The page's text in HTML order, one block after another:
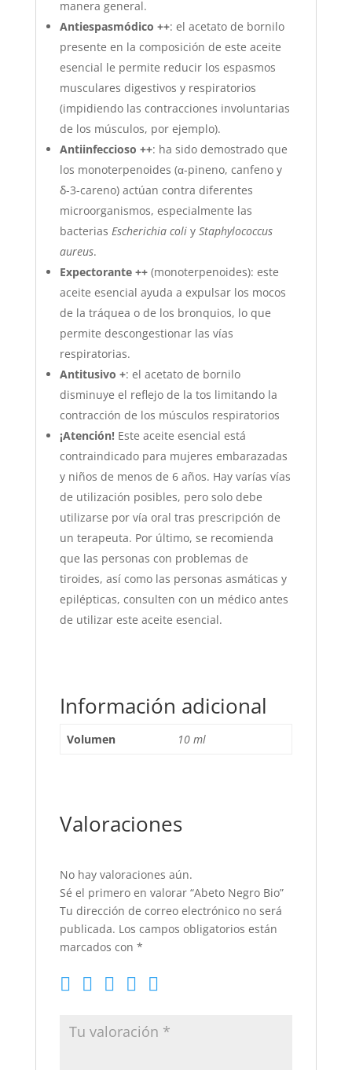
manera general.
Antiespasmódico ++: el acetato de bornilo
presente en la composición de este aceite
esencial le permite reducir los espasmos
musculares digestivos y respiratorios
(impidiendo las contracciones involuntarias
de los músculos, por ejemplo).
Antiinfeccioso ++: ha sido demostrado que
los monoterpenoides (α-pineno, canfeno y
ẟ-3-careno) actúan contra diferentes
microorganismos, especialmente las
bacterias Escherichia coliy Staphylococcus
aureus.
Expectorante ++ (monoterpenoides): este
aceite esencial ayuda a expulsar los mocos
de la tráquea o de los bronquios, lo que
permite descongestionar las vías
respiratorias.
Antitusivo +: el acetato de bornilo
disminuye el reflejo de la tos limitando la
contracción de los músculos respiratorios
¡Atención! Este aceite esencial está
contraindicado para mujeres embarazadas
y niños de menos de 6 años. Hay varías vías
de utilización posibles, pero solo debe
utilizarse por vía oral tras prescripción de
un terapeuta. Por último, se recomienda
que las personas con problemas de
tiroides, así como las personas asmáticas y
epilépticas, consulten con un médico antes
de utilizar este aceite esencial.
Información adicional
Volumen 10 ml
Valoraciones
No hay valoraciones aún.
Sé el primero en valorar “Abeto Negro Bio”
Tu dirección de correo electrónico no será
publicada. Los campos obligatorios están
marcados con *